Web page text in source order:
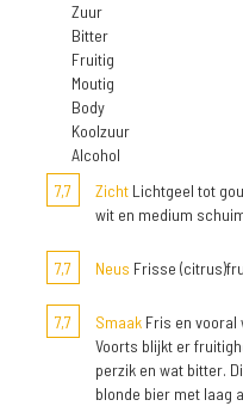
Zuur
Bitter
Fruitig
Moutig
Body
Koolzuur
Alcohol
7,7
Zicht Lichtgeel tot
wit en medium
7,7 Neus Frisse
7,7 Smaak Fris en vooral
Voorts blijkt er
perzik en wat bitter.
blonde bier met laag